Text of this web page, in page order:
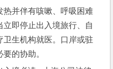
热并伴有咳嗽、呼吸困难
即停止出入境旅行、自
生机构就医。口岸或驻
的协助。